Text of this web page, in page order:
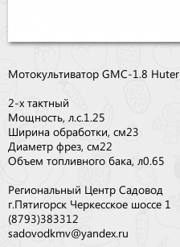
Мотокультиватор GMC-1.8 Huter
2-х тактный
Мощность, л.с. 1.25
Ширина обработки, см 23
Диаметр фрез, см 22
Объем топливного бака, л0.65
Региональный Центр Садовод
г.Пятигорск Черкесское шоссе 1
(8793)383312
sadovodkmv@yandex.ru